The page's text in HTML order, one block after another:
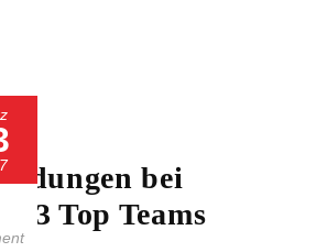
bei
13 Top Teams